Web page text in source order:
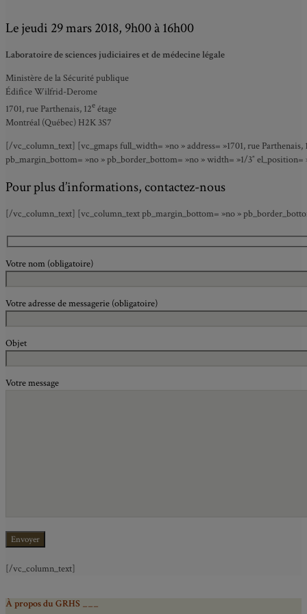
Le jeudi 29 mars 2018, 9h00 à 16h00
Laboratoire de sciences judiciaires et de médecine légale
Ministère de la Sécurité publique
Édifice Wilfrid-Derome
1701, rue Parthenais, 12e étage
Montréal (Québec) H2K 3S7
[/vc_column_text] [vc_gmaps full_width= »no » address= »1701, rue
pb_margin_bottom= »no » pb_border_bottom= »no » width= »1/3″ el_position=
Pour plus d’informations, contactez-nous
[/vc_column_text] [vc_column_text pb_margin_bottom= »no »
Votre nom (obligatoire)
Votre adresse de messagerie (obligatoire)
Objet
Votre message
[/vc_column_text]
À propos du GRHS ___